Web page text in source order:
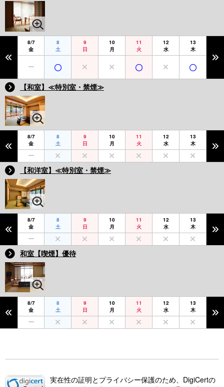
8/7
金
8
土
9
日
10
月
11
火
12
水
13
木
【和室】≪特別室・禁煙≫
8/7
金
8
土
9
日
10
月
11
火
12
水
13
木
【和洋室】≪特別室・禁煙≫
8/7
金
8
土
9
日
10
月
11
火
12
水
13
木
和室【喫煙】優待
8/7
金
8
土
9
日
10
月
11
火
12
水
13
木
実在性の証明とプライバシー保護のため、DigiCertの